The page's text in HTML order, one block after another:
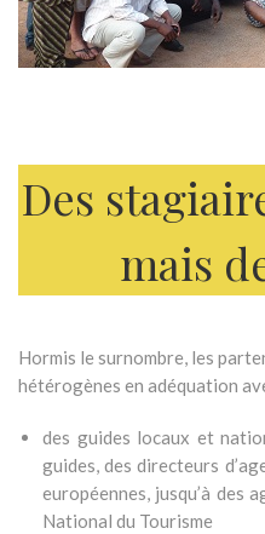
Des
mais
Hormis le surnombre, les
hétérogènes en adéquation
des guides locaux et
guides, des directeurs
européennes, jusqu’à des
National du Tourisme